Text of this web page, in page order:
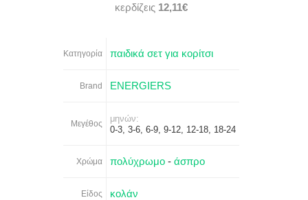
κερδίζεις 12,11€
Κατηγορία παιδικά σετ για κορίτσι
Brand ENERGIERS
Μεγέθος
μηνών:
0-3, 3-6, 6-9, 9-12, 12-18, 18-24
Χρώμα πολύχρωμο -άσπρο
Είδος κολάν